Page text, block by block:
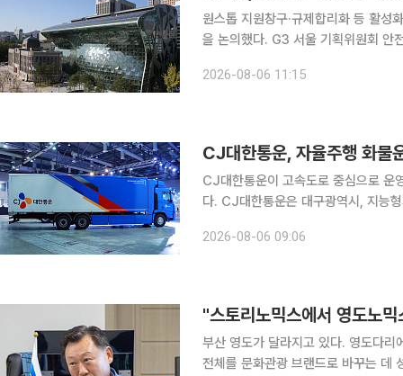
원스톱 지원창구·규제합리화 등 활성화 방안 논의 서울시가 기후테크 기업
을 논의했다. G3 서울 기획위원회 안
랜'의 친환경 도시 구현을 구체화하기
2026-08-06 11:15
CJ대한통운, 자율주행 화물
CJ대한통운이 고속도로 중심으로 운
다. CJ대한통운은 대구광역시, 지능형자동차부품연구원과 협력해 10월부터 대구권 미들마일 구간
화물차가 투입돼 대구권 내 CJ대한
2026-08-06 09:06
부산 영도가 달라지고 있다. 영도다리에서 시작된 이야기가 태종대와 피란역사, 커피거리를 거쳐 섬
전체를 문화관광 브랜드로 바꾸는 데 성공했다.